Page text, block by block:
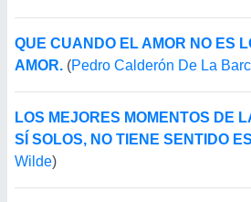
QUE CUANDO EL AMOR NO ES
AMOR. (Pedro Calderón De La
LOS MEJORES MOMENTOS DE
SÍ SOLOS, NO TIENE SENTIDO
Wilde)